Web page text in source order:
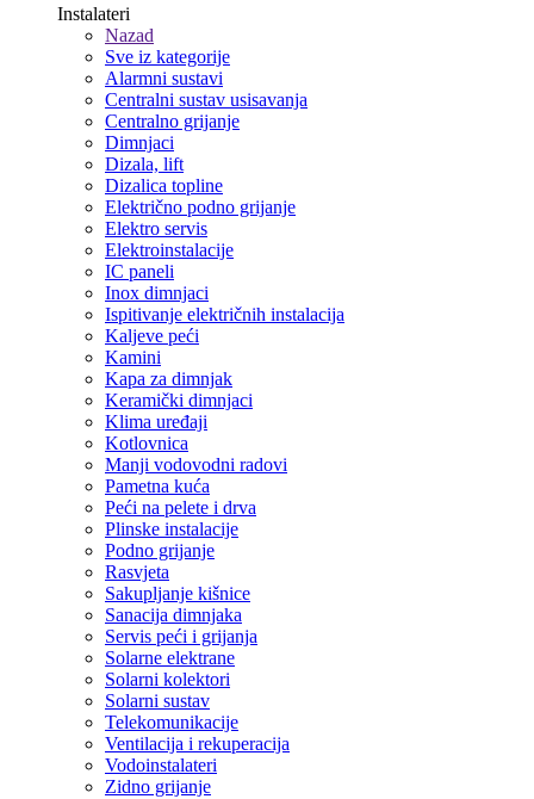
Instalateri
Nazad
Sve iz kategorije
Alarmni sustavi
Centralni sustav usisavanja
Centralno grijanje
Dimnjaci
Dizala, lift
Dizalica topline
Električno podno grijanje
Elektro servis
Elektroinstalacije
IC paneli
Inox dimnjaci
Ispitivanje električnih instalacija
Kaljeve peći
Kamini
Kapa za dimnjak
Keramički dimnjaci
Klima uređaji
Kotlovnica
Manji vodovodni radovi
Pametna kuća
Peći na pelete i drva
Plinske instalacije
Podno grijanje
Rasvjeta
Sakupljanje kišnice
Sanacija dimnjaka
Servis peći i grijanja
Solarne elektrane
Solarni kolektori
Solarni sustav
Telekomunikacije
Ventilacija i rekuperacija
Vodoinstalateri
Zidno grijanje